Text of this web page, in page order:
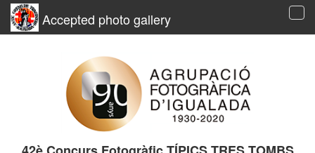
Accepted photo gallery